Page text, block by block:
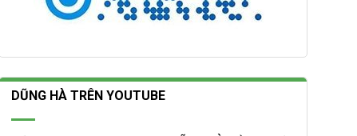
DŨNG HÀ TRÊN YOUTUBE